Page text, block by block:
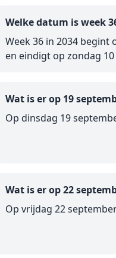
Welke datum is week
Week 36 in 2034 begint
en eindigt op zondag
Wat is er op 19
Op dinsdag 19
Wat is er op 22
Op vrijdag 22